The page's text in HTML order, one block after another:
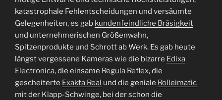
katastrophale Fehlentscheidungen und versäumte
Gelegenheiten, es gab kundenfeindliche Bräsigkeit
und unternehmerischen Größenwahn,
Spitzenprodukte und Schrott ab Werk. Es gab heute
längst vergessene Kameras wie die bizarre Edixa
Electronica, die einsame Regula Reflex, die
gescheiterte Exakta Real und die geniale Rolleimatic
mit der Klapp-Schwinge, bei der schon die